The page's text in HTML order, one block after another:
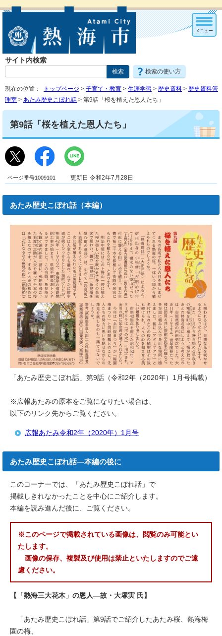
サイト内検索
検索の使い方
メニュー
現在の位置： トップページ > 子育て・教育 > 生涯学習 > 歴史資料 > 歴史資料管
理室 > あたみ歴史こぼれ話 > 第9話「桜を植えた恩人たち」
第9話「桜を植えた恩人たち」
ページ番号1009101 更新日 令和2年7月28日
あたみ歴史こぼれ話（本編）
「あたみ歴史こぼれ話」第9話（令和2年（2020年）1月号掲載）
※広報あたみの原本をご覧になりたい場合は、
以下のリンク先からご覧ください。
広報あたみ令和2年（2020年）1月号
あたみ歴史こぼれ話―本編の後に
このコーナーでは、「あたみ歴史こぼれ話」で
掲載しきれなかったことを中心にご紹介します。
本編を読み進んだ後に、ご覧ください。
※このページで掲載されている画像は、閲覧のみ可能とい
たします。
画像の保存、複製及び使用は禁止といたしますのでご遠
慮ください。
【「熱海三大花木」の恩人―故・大塚実 氏】
「あたみ歴史こぼれ話」第9話でご紹介したあたみ桜、熱海梅
園の梅、